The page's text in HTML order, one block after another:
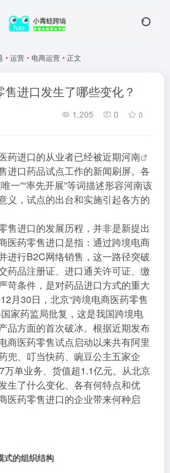
• 运营 • 电商运营 • 正文
进口发生了哪些变化？
1,205 0 0
药进口的从业者已经被近期河南
进口药品试点工作的新闻刷屏。各
一”“率先开展”等词描述形容河南该
义，试点的出台和实施引起各方的
售进口的发展历程，并非是新提出
医药零售进口是指：通过跨境电商
进行B2C网络销售，这一路径突破
药品注册证、进口通关许可证、缴
苛条件，是对药品进口方式的重大
月30日，北京“跨境电商医药零售
家药监局批复，这是我国跨境电
品方面的首次破冰。根据近期发布
商医药零售试点启动以来共有阿里
兜、叮当快药、豌豆公主五家企
万单业务、货值超1.1亿元。从北京
生了什么变化、各有何特点和优
医药零售进口的企业带来何种启
式的组织结构